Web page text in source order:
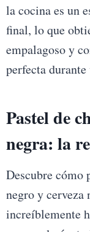
la cocina es un
final, lo que
empalagoso y
perfecta
Pastel de
negra: la
Descubre cómo
negro y
increíblemente